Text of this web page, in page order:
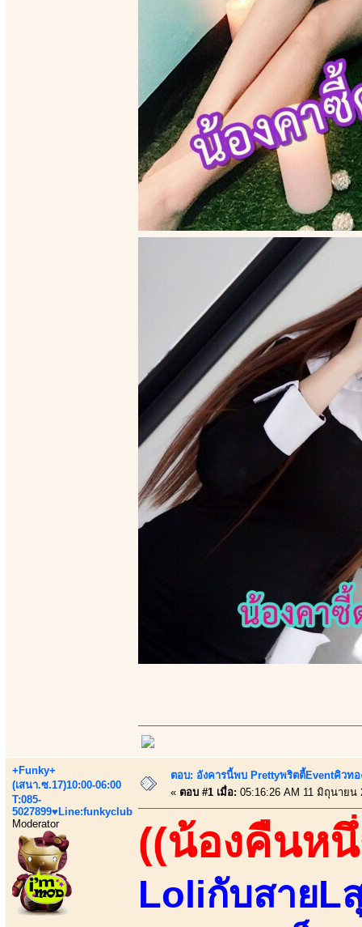
+Funky+
(เสนา.ซ.17)10:00-06:00
T:085-
5027899♥Line:funkyclub
Moderator
ตอบ: อังคารนี้พบ Prettyพริตตี้Eventคิวท
« ตอบ #1 เมื่อ: 05:16:26 AM 11 มิถุนายน
((น้องคืนห
LoliกับสายL